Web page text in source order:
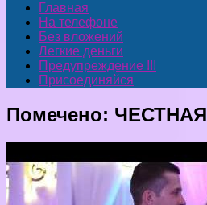
Главная
На телефоне
Без вложений
Легкие деньги
Предупреждение !!!
Присоединяйся
Помечено: ЧЕСТНАЯ